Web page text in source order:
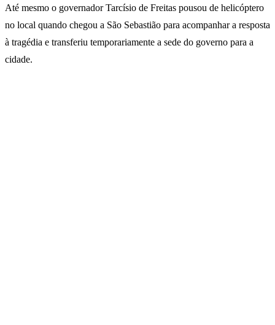
Até mesmo o governador Tarcísio de Freitas pousou de helicóptero
no local quando chegou a São Sebastião para acompanhar a resposta
à tragédia e transferiu temporariamente a sede do governo para a
cidade.